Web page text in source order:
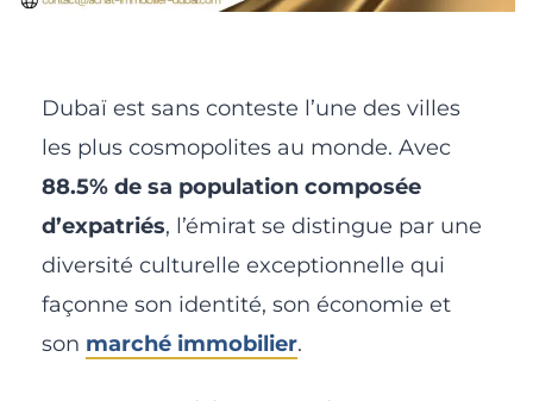
Dubaï est sans conteste l’une des villes
les plus cosmopolites au monde. Avec
88.5% de sa population composée
d’expatriés, l’émirat se distingue par une
diversité culturelle exceptionnelle qui
façonne son identité, son économie et
son marché immobilier.